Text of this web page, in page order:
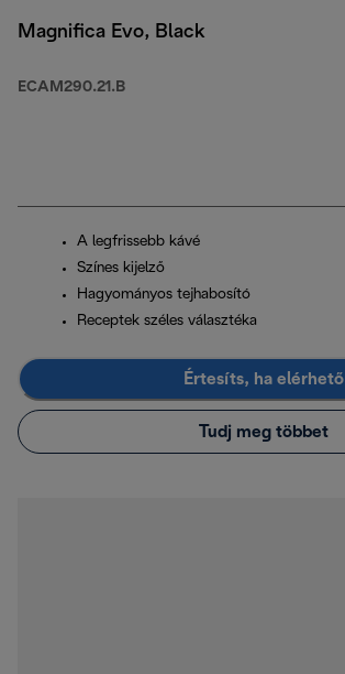
Magnifica Evo, Black
ECAM290.21.B
A legfrissebb kávé
Színes kijelző
Hagyományos tejhabosító
Receptek széles választéka
Értesíts, ha elérhető
Tudj meg többet